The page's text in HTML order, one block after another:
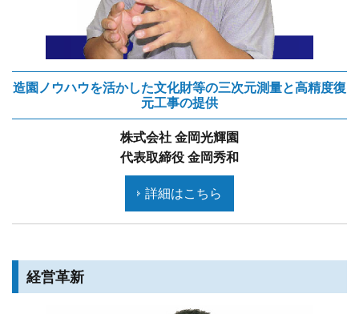
造園ノウハウを活かした文化財等の三次元測量と高精度復
元工事の提供
株式会社 金岡光輝園
代表取締役 金岡秀和
詳細はこちら
経営革新